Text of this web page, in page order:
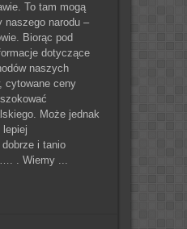
To tam mogą
naszego narodu –
Biorąc pod
dotyczące
naszych
cytowane ceny
Może jednak
lepiej
i tanio
. Wiemy ...